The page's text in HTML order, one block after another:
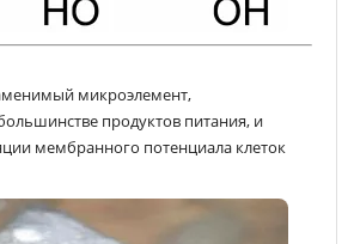
микроэлемент,
продуктов питания, и
мембранного потенциала клеток